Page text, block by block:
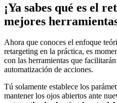
¡Ya sabes qué es el
mejores
Ahora que conoces el enfoque
retargeting en la práctica, es
con las herramientas que
automatización de acciones.
Tú solamente establece los
mantener los ojos abiertos ante